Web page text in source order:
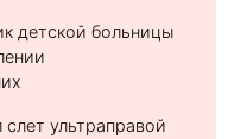
детской больницы
ультраправой